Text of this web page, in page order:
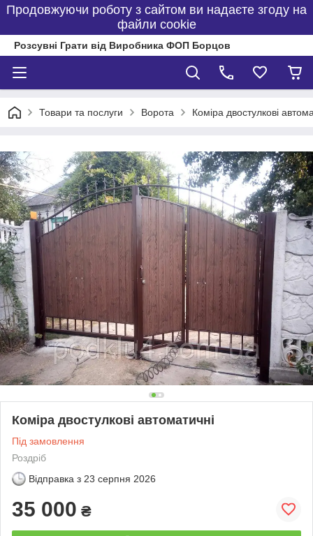
Продовжуючи роботу з сайтом ви надаєте згоду на
файли cookie
Розсувні Грати від Виробника ФОП Борцов
Товари та послуги Ворота Коміра двостулкові
Коміра двостулкові автоматичні
Під замовлення
Роздріб
Відправка з 23 серпня 2026
35 000 ₴